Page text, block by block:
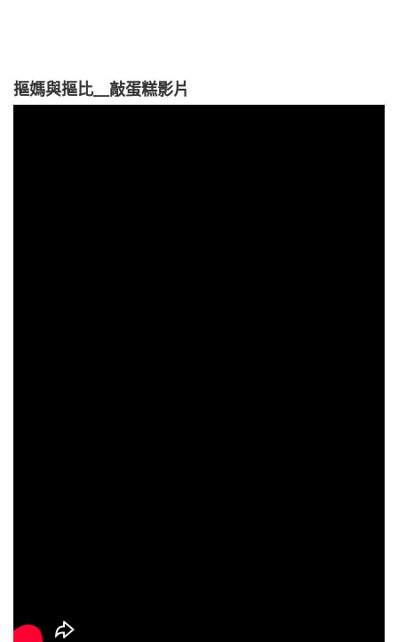
摳媽與摳比__敲蛋糕影片